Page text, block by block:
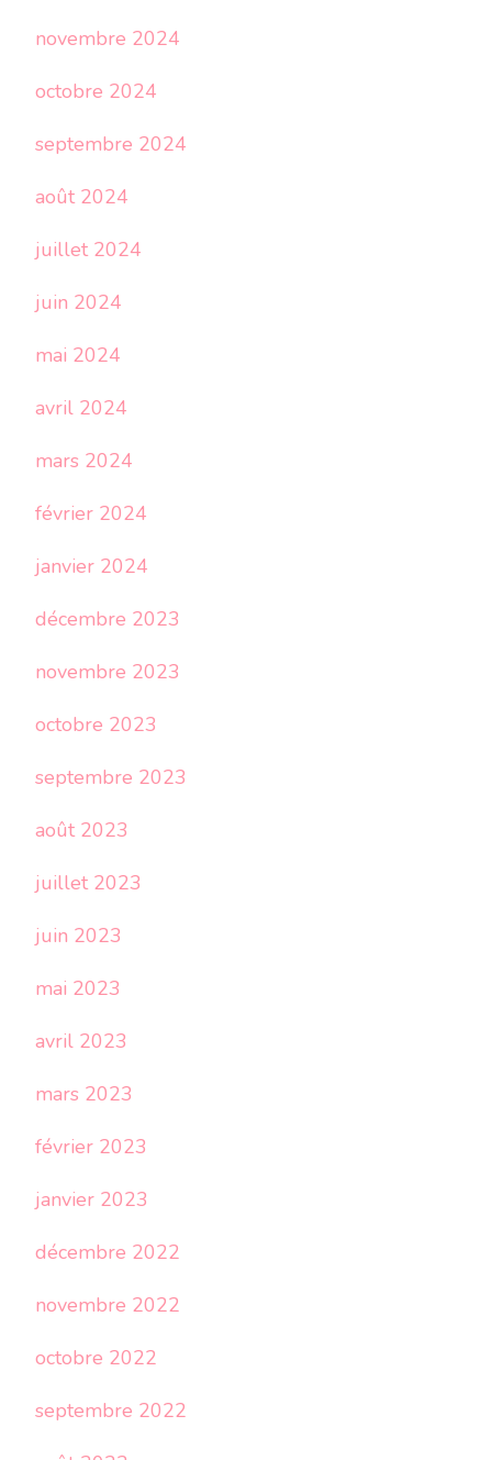
novembre 2024
octobre 2024
septembre 2024
août 2024
juillet 2024
juin 2024
mai 2024
avril 2024
mars 2024
février 2024
janvier 2024
décembre 2023
novembre 2023
octobre 2023
septembre 2023
août 2023
juillet 2023
juin 2023
mai 2023
avril 2023
mars 2023
février 2023
janvier 2023
décembre 2022
novembre 2022
octobre 2022
septembre 2022